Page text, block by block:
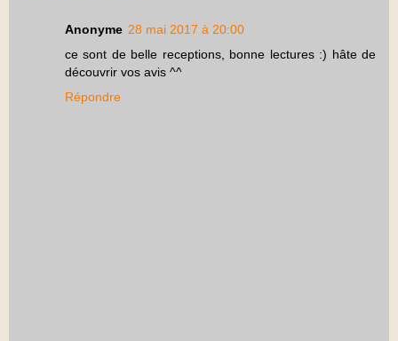
Anonyme 28 mai 2017 à 20:00
ce sont de belle receptions, bonne lectures :) hâte de
découvrir vos avis ^^
Répondre